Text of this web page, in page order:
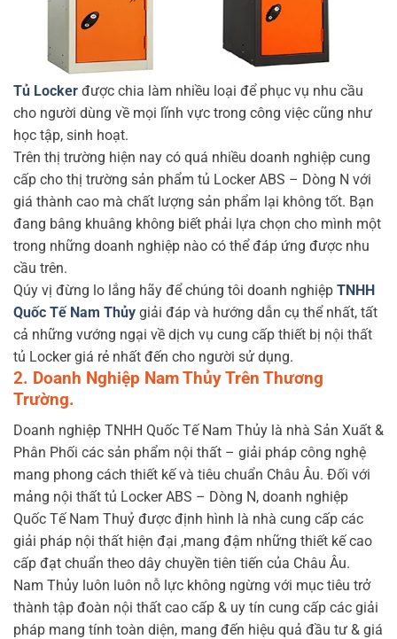
Tủ Locker được chia làm nhiều loại để phục vụ nhu cầu
cho người dùng về mọi lĩnh vực trong công việc cũng như
học tập, sinh hoạt.
Trên thị trường hiện nay có quá nhiều doanh nghiệp cung
cấp cho thị trường sản phẩm tủ Locker ABS – Dòng N với
giá thành cao mà chất lượng sản phẩm lại không tốt. Bạn
đang bâng khuâng không biết phải lựa chọn cho mình một
trong những doanh nghiệp nào có thể đáp ứng được nhu
cầu trên.
Qúy vị đừng lo lắng hãy để chúng tôi doanh nghiệp TNHH
Quốc Tế Nam Thủy giải đáp và hướng dẫn cụ thể nhất, tất
cả những vướng ngại về dịch vụ cung cấp thiết bị nội thất
tủ Locker giá rẻ nhất đến cho người sử dụng.
2. Doanh Nghiệp Nam Thủy Trên Thương
Trường.
Doanh nghiệp TNHH Quốc Tế Nam Thủy là nhà Sản Xuất &
Phân Phối các sản phẩm nội thất – giải pháp công nghệ
mang phong cách thiết kế và tiêu chuẩn Châu Âu. Đối với
mảng nội thất tủ Locker ABS – Dòng N, doanh nghiệp
Quốc Tế Nam Thuỷ được định hình là nhà cung cấp các
giải pháp nội thất hiện đại ,mang đậm những thiết kế cao
cấp đạt chuẩn theo dây chuyền tiên tiến của Châu Âu.
Nam Thủy luôn luôn nỗ lực không ngừng với mục tiêu trở
thành tập đoàn nội thất cao cấp & uy tín cung cấp các giải
pháp mang tính toàn diện, mang đến hiệu quả đầu tư & giá